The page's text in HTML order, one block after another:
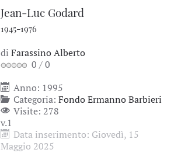
Jean-Luc Godard
1945-1976
di Farassino Alberto
0 /0
Anno: 1995
Categoria: Fondo Ermanno Barbieri
Visite: 278
v.1
Data inserimento: Giovedì, 15
Maggio 2025